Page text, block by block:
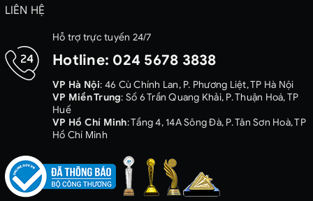
LIÊN HỆ
Hỗ trợ trực tuyến 24/7
Hotline: 024 5678 3838
VP Hà Nội: 46 Cù Chính Lan, P. Phương Liệt, TP Hà Nội
VP Miền Trung: Số 6 Trần Quang Khải, P. Thuận Hoá, TP
Huế
VP Hồ Chí Minh: Tầng 4, 14A Sông Đà, P. Tân Sơn Hoà, TP
Hồ Chí Minh